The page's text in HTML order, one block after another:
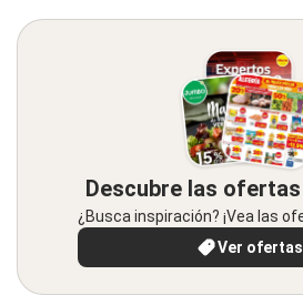
Descubre las
¿Busca inspiración? ¡Vea las
Ver ofertas